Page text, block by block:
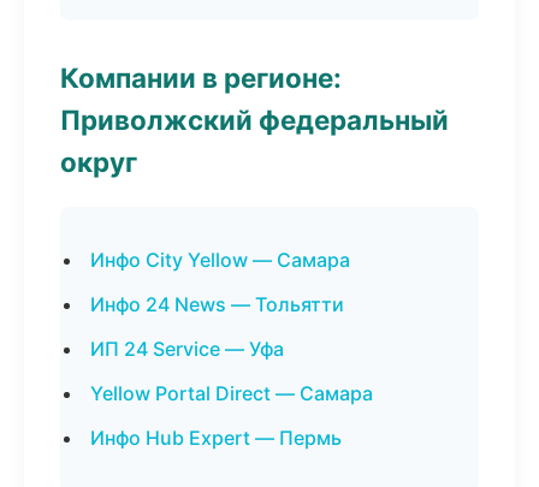
Компании в регионе:
Приволжский федеральный
округ
Инфо City Yellow — Самара
Инфо 24 News — Тольятти
ИП 24 Service — Уфа
Yellow Portal Direct — Самара
Инфо Hub Expert — Пермь